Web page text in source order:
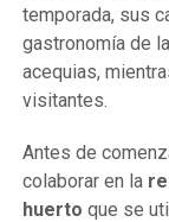
temporada, sus
gastronomía de
acequias,
visitantes.
Antes de
colaborar en la
huerto que se